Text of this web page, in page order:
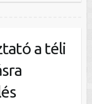
a téli